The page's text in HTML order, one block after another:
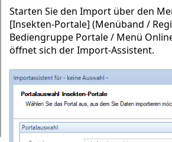
Starten Sie den Import über den
[Insekten-Portale] (Menüband /
Bediengruppe Portale / Menü
öffnet sich der Import-Assistent.